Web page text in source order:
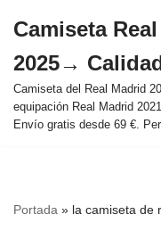
al
contenido
Camiseta
2025→
Camiseta del Real Madrid
equipación Real Madrid
Envío gratis desde 69 €.
Portada » la camiseta de